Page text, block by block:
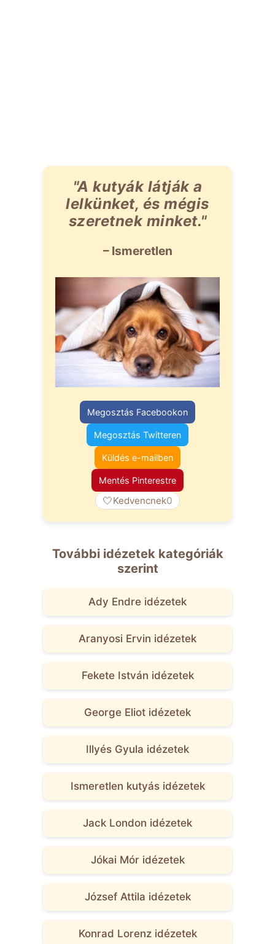
"A kutyák látják a
lelkünket, és mégis
szeretnek minket."
– Ismeretlen
Megosztás Facebookon
Megosztás Twitteren
Küldés e-mailben
Mentés Pinterestre
🤍Kedvencnek0
További idézetek kategóriák
szerint
Ady Endre idézetek
Aranyosi Ervin idézetek
Fekete István idézetek
George Eliot idézetek
Illyés Gyula idézetek
Ismeretlen kutyás idézetek
Jack London idézetek
Jókai Mór idézetek
József Attila idézetek
Konrad Lorenz idézetek